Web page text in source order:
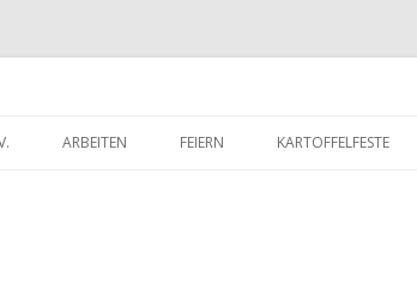
ARBEITEN FEIERN KARTOFFELFESTE